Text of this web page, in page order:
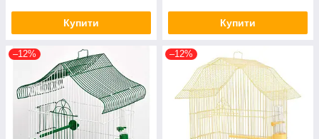
Купити Купити
–12% –12%